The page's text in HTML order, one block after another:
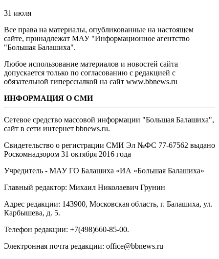
31 июля
Все права на материалы, опубликованные на настоящем
сайте, принадлежат МАУ "Информационное агентство
"Большая Балашиха".
Любое использование материалов и новостей сайта
допускается только по согласованию с редакцией с
обязательной гиперссылкой на сайт www.bbnews.ru
ИНФОРМАЦИЯ О СМИ
Сетевое средство массовой информации "Большая Балашиха",
сайт в сети интернет bbnews.ru.
Свидетельство о регистрации СМИ Эл №ФС ‎77-67562 выдано
Роскомнадзором 31 октября 2016 года
Учредитель - МАУ ГО Балашиха «ИА «Большая Балашиха»
Главный редактор: Михаил Николаевич Грунин
Адрес редакции: 143900, Московская область, г. Балашиха, ул.
Карбышева, д. 5.
Телефон редакции: +7(498)660-85-00.
Электронная почта редакции: office@bbnews.ru